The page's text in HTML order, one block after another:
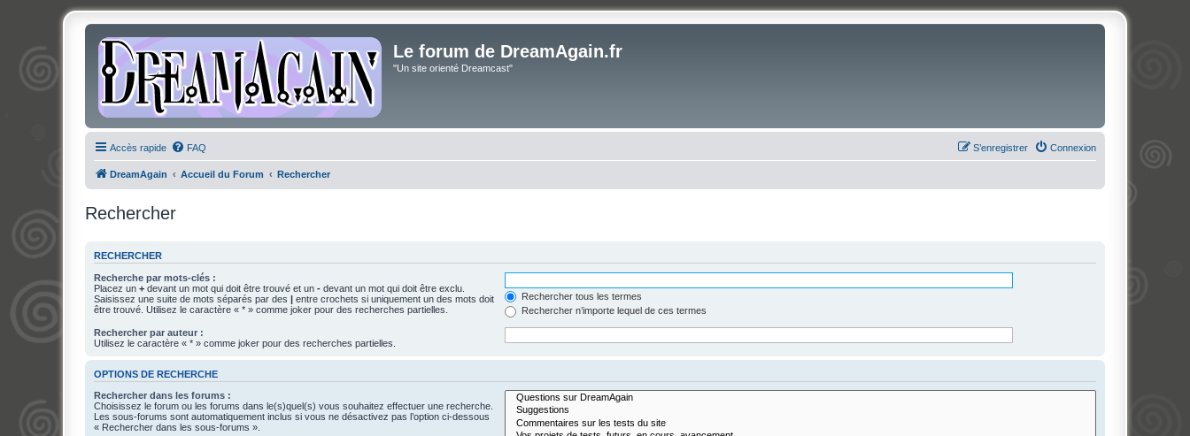
Le forum de DreamAgain.fr
"Un site orienté Dreamcast"
Accès rapide FAQ Connexion
S’enregistrer
DreamAgain Accueil du Forum Rechercher
Rechercher
RECHERCHER
Recherche par mots-clés :
Placez un + devant un mot qui doit être trouvé et un - devant un mot qui doit être exclu.
Saisissez une suite de mots séparés par des | entre crochets si uniquement un des mots doit
être trouvé. Utilisez le caractère « * » comme joker pour des recherches partielles.
Rechercher tous les termes
Rechercher n’importe lequel de ces termes
Rechercher par auteur :
Utilisez le caractère « * » comme joker pour des recherches partielles.
OPTIONS DE RECHERCHE
Rechercher dans les forums :
Choisissez le forum ou les forums dans le(s)quel(s) vous souhaitez effectuer une recherche.
Les sous-forums sont automatiquement inclus si vous ne désactivez pas l’option ci-dessous
« Rechercher dans les sous-forums ».